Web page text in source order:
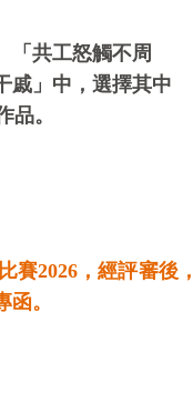
「 共工怒觸不周
戚 」中，選擇其中
品。
賽2026，經評審後
。